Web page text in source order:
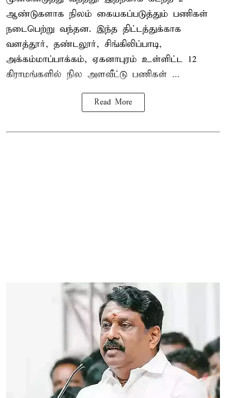
ஆண்டுகளாக நிலம் கையகப்படுத்தும் பணிகள்
நடைபெற்று வந்தன. இந்த திட்டத்துக்காக
வளத்தூர், தண்டலூர், சிங்கிலிப்பாடி,
அக்கம்மாப்பாக்கம், ஏகனாபுரம் உள்ளிட்ட 12
கிராமங்களில் நில அளவீட்டு பணிகள் ...
Read More